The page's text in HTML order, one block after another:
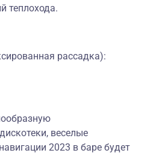
теплохода.
рассадка):
веселые
2023 в баре будет